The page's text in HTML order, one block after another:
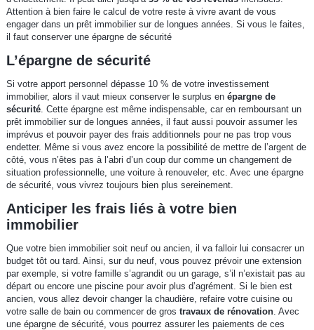
Attention à bien faire le calcul de votre reste à vivre avant de vous
engager dans un prêt immobilier sur de longues années. Si vous le faites,
il faut conserver une épargne de sécurité
L’épargne de sécurité
Si votre apport personnel dépasse 10 % de votre investissement
immobilier, alors il vaut mieux conserver le surplus en épargne de
sécurité. Cette épargne est même indispensable, car en remboursant un
prêt immobilier sur de longues années, il faut aussi pouvoir assumer les
imprévus et pouvoir payer des frais additionnels pour ne pas trop vous
endetter. Même si vous avez encore la possibilité de mettre de l’argent de
côté, vous n’êtes pas à l’abri d’un coup dur comme un changement de
situation professionnelle, une voiture à renouveler, etc. Avec une épargne
de sécurité, vous vivrez toujours bien plus sereinement.
Anticiper les frais liés à votre bien
immobilier
Que votre bien immobilier soit neuf ou ancien, il va falloir lui consacrer un
budget tôt ou tard. Ainsi, sur du neuf, vous pouvez prévoir une extension
par exemple, si votre famille s’agrandit ou un garage, s’il n’existait pas au
départ ou encore une piscine pour avoir plus d’agrément. Si le bien est
ancien, vous allez devoir changer la chaudière, refaire votre cuisine ou
votre salle de bain ou commencer de gros travaux de rénovation. Avec
une épargne de sécurité, vous pourrez assurer les paiements de ces